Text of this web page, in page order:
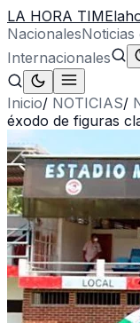
LA HORA TIME
NacionalesNoticias
Internacionales
Inicio/ NOTICIAS/
éxodo de figuras